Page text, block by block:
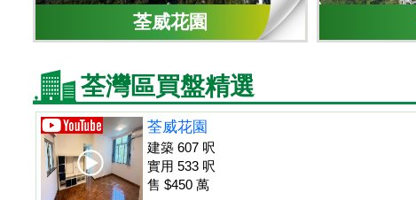
荃威花園
荃灣區買盤精選
荃威花園
建築 607 呎
實用 533 呎
售 $450 萬